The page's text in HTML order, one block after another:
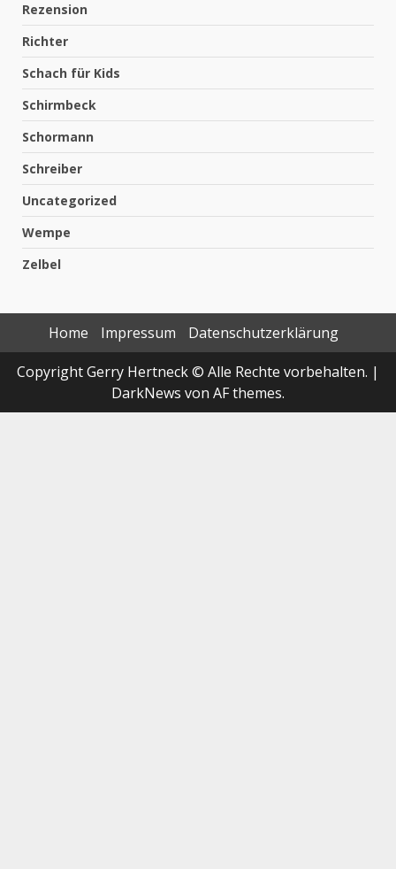
Rezension
Richter
Schach für Kids
Schirmbeck
Schormann
Schreiber
Uncategorized
Wempe
Zelbel
Home Impressum
Datenschutzerklärung
Copyright Gerry Hertneck © Alle Rechte vorbehalten. |
DarkNews von AF themes.